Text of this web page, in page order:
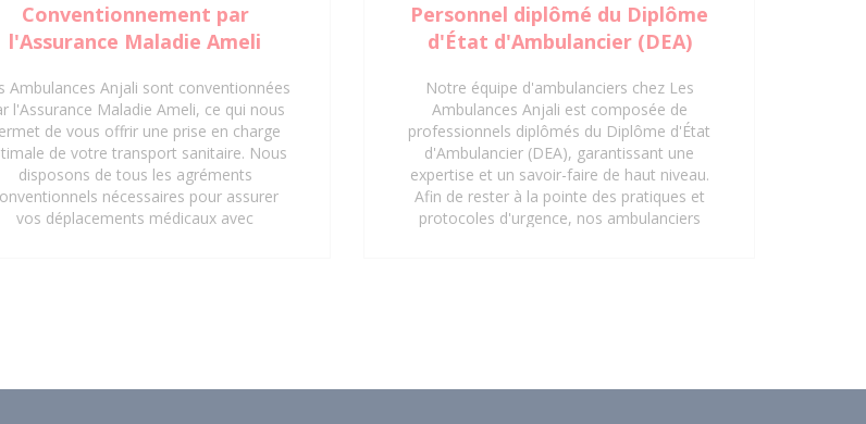
Conventionnement par
l'Assurance Maladie Ameli
Ambulances Anjali sont conventionnées
l'Assurance Maladie Ameli, ce qui nous
de vous offrir une prise en charge
de votre transport sanitaire. Nous
disposons de tous les agréments
nécessaires pour assurer
vos déplacements médicaux avec
transport sanitaire conventionné et de
Personnel diplômé du Diplôme
d'État d'Ambulancier (DEA)
Notre équipe d'ambulanciers chez Les
Ambulances Anjali est composée de
professionnels diplômés du Diplôme d'État
d'Ambulancier (DEA), garantissant une
expertise et un savoir-faire de haut niveau.
Afin de rester à la pointe des pratiques et
protocoles d'urgence, nos ambulanciers
confiance à notre personnel qualifié pour